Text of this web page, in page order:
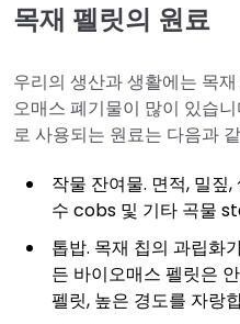
목재 펠릿의 원료
우리의 생산과 생활에는 목
오매스 폐기물이 많이 있습
로 사용되는 원료는 다음과
작물 잔여물. 면적, 밀짚
수 cobs 및 기타 곡물
톱밥. 목재 칩의 과립화
든 바이오매스 펠릿은
펠릿, 높은 경도를 자랑